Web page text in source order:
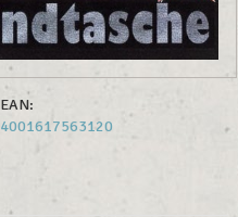
EAN:
4001617563120